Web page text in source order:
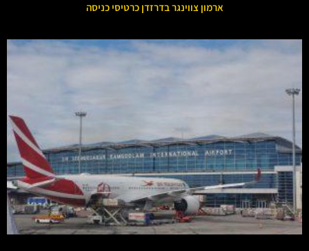
ארמון צווינגר בדרזדן כרטיסי כניסה